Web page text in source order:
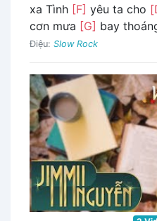
xa Tình [F] yêu ta cho
cơn mưa [G] bay
Điệu: Slow Rock